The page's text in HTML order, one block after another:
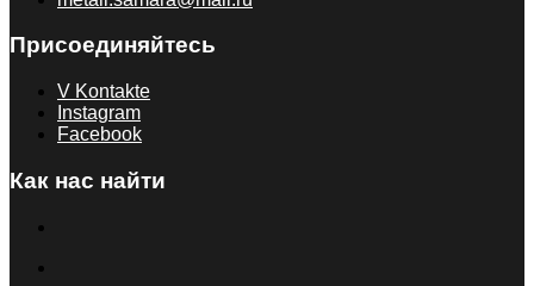
Присоединяйтесь
V Kontakte
Instagram
Facebook
Как нас найти